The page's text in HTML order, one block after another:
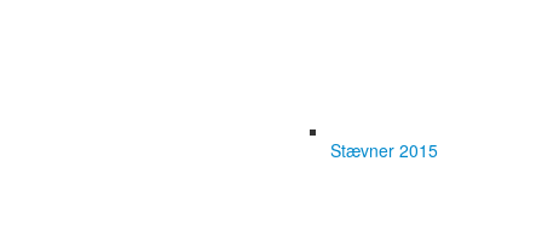
Stævner 2015